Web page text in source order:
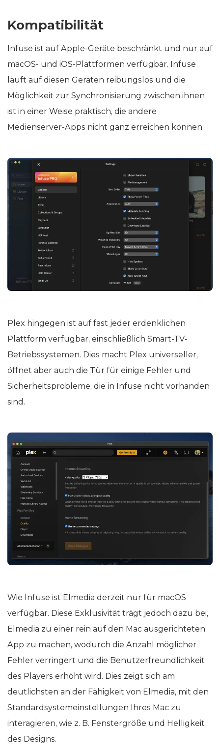
Kompatibilität
Infuse ist auf Apple-Geräte beschränkt und nur auf
macOS- und iOS-Plattformen verfügbar. Infuse
läuft auf diesen Geräten reibungslos und die
Möglichkeit zur Synchronisierung zwischen ihnen
ist in einer Weise praktisch, die andere
Medienserver-Apps nicht ganz erreichen können.
Plex hingegen ist auf fast jeder erdenklichen
Plattform verfügbar, einschließlich Smart-TV-
Betriebssystemen. Dies macht Plex universeller,
öffnet aber auch die Tür für einige Fehler und
Sicherheitsprobleme, die in Infuse nicht vorhanden
sind.
Wie Infuse ist Elmedia derzeit nur für macOS
verfügbar. Diese Exklusivität trägt jedoch dazu bei,
Elmedia zu einer rein auf den Mac ausgerichteten
App zu machen, wodurch die Anzahl möglicher
Fehler verringert und die Benutzerfreundlichkeit
des Players erhöht wird. Dies zeigt sich am
deutlichsten an der Fähigkeit von Elmedia, mit den
Standardsystemeinstellungen Ihres Mac zu
interagieren, wie z. B. Fenstergröße und Helligkeit
des Designs.